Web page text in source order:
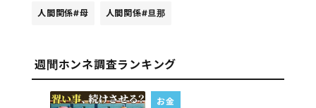
人間関係#母 人間関係#旦那
週間ホンネ調査ランキング
お金